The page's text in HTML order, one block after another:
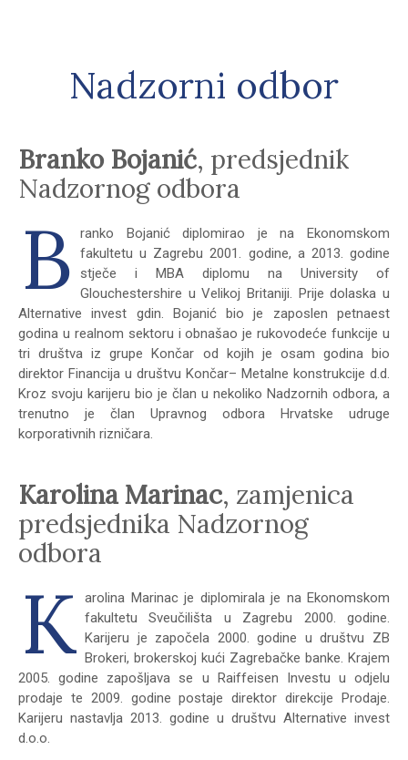
Nadzorni odbor
Branko Bojanić, predsjednik
Nadzornog odbora
B
ranko Bojanić diplomirao je na Ekonomskom
fakultetu u Zagrebu 2001. godine, a 2013. godine
stječe i MBA diplomu na University of
Glouchestershire u Velikoj Britaniji. Prije dolaska u
Alternative invest gdin. Bojanić bio je zaposlen petnaest
godina u realnom sektoru i obnašao je rukovodeće funkcije u
tri društva iz grupe Končar od kojih je osam godina bio
direktor Financija u društvu Končar– Metalne konstrukcije d.d.
Kroz svoju karijeru bio je član u nekoliko Nadzornih odbora, a
trenutno je član Upravnog odbora Hrvatske udruge
korporativnih rizničara.
Karolina Marinac, zamjenica
predsjednika Nadzornog
odbora
K arolina Marinac je diplomirala je na Ekonomskom
fakultetu Sveučilišta u Zagrebu 2000. godine.
Karijeru je započela 2000. godine u društvu ZB
Brokeri, brokerskoj kući Zagrebačke banke. Krajem
2005. godine zapošljava se u Raiffeisen Investu u odjelu
prodaje te 2009. godine postaje direktor direkcije Prodaje.
Karijeru nastavlja 2013. godine u društvu Alternative invest
d.o.o.